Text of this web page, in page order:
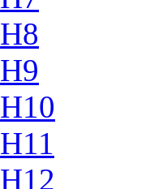
H8
H9
H10
H11
H12